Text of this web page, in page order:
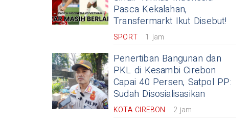
Pasca Kekalahan,
Transfermarkt Ikut Disebut!
SPORT 1 jam
Penertiban Bangunan dan
PKL di Kesambi Cirebon
Capai 40 Persen, Satpol PP:
Sudah Disosialisasikan
KOTA CIREBON 2 jam